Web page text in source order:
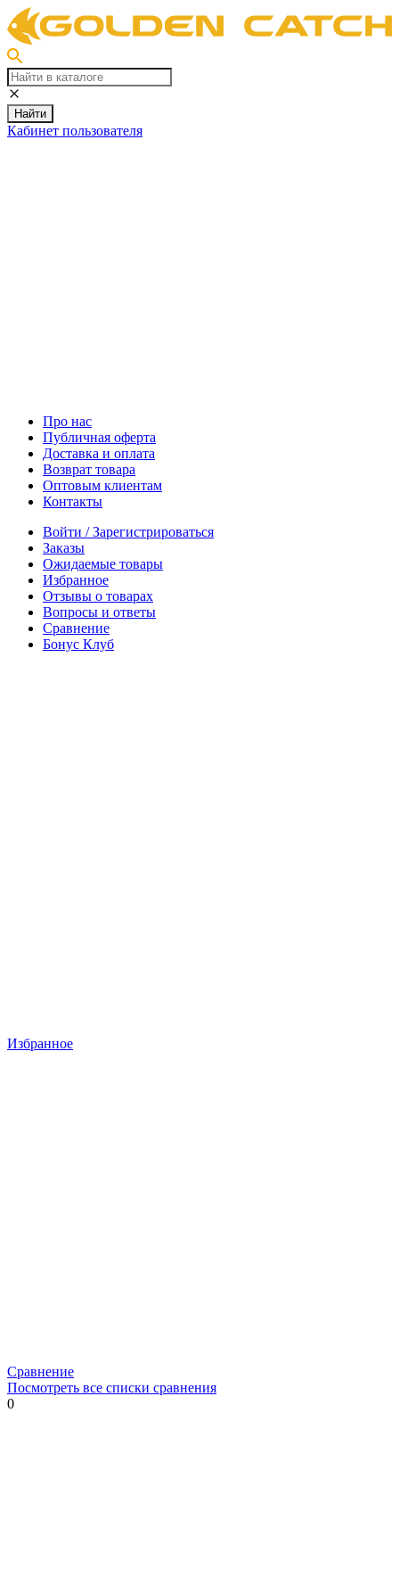
Найти
Кабинет пользователя
Про нас
Публичная оферта
Доставка и оплата
Возврат товара
Оптовым клиентам
Контакты
Войти / Зарегистрироваться
Заказы
Ожидаемые товары
Избранное
Отзывы о товарах
Вопросы и ответы
Сравнение
Бонус Клуб
Избранное
Сравнение
Посмотреть все списки сравнения
0